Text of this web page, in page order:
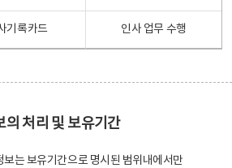
기록카드 인사 업무 수행
의 처리 및 보유기간
는 보유기간으로 명시된 범위내에서만